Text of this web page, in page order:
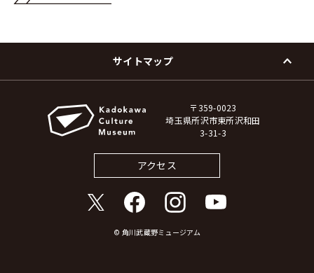
サイトマップ
〒359-0023
埼玉県所沢市東所沢和田
3-31-3
アクセス
© 角川武蔵野ミュージアム